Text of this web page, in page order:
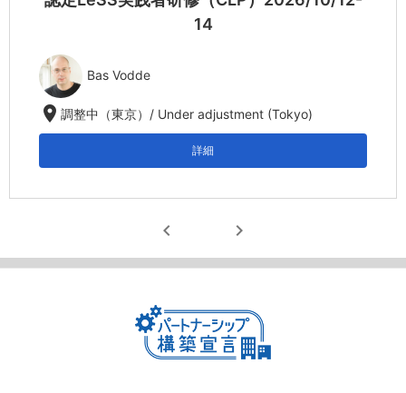
14
Bas Vodde
location_on調整中（東京）/ Under adjustment (Tokyo)
詳細
chevron_left chevron_right